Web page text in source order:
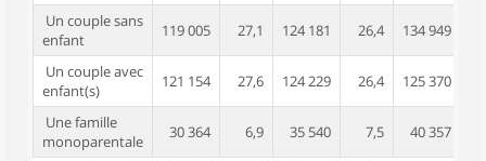
Un couple sans
enfant
119 005 27,1 124 181 26,4 134 949
Un couple avec
enfant(s)
121 154 27,6 124 229 26,4 125 370
Une famille
monoparentale
30 364 6,9 35 540 7,5 40 357